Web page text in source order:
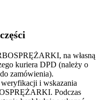
na własną
kuriera DPD (należy o
zamówienia).
weryfikacji i wskazania
Podczas